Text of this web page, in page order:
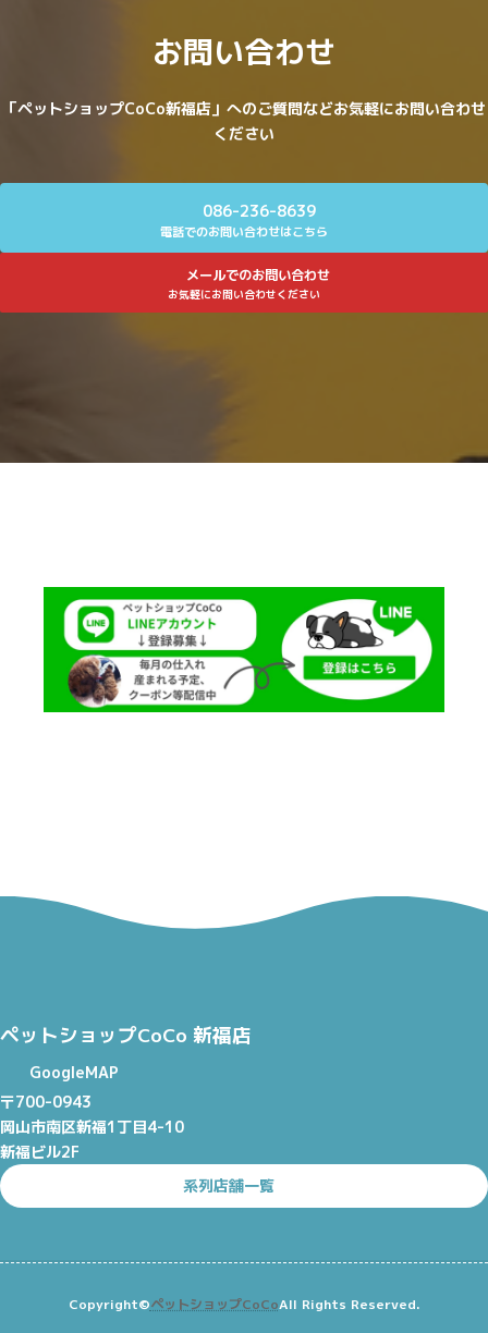
お問い合わせ
「ペットショップCoCo新福店」へのご質問などお気軽にお問い合わせ
ください
086-236-8639
電話でのお問い合わせはこちら
メールでのお問い合わせ
お気軽にお問い合わせください
ペットショップCoCo 新福店
GoogleMAP
〒700-0943
岡山市南区新福1丁目4-10
新福ビル2F
系列店舗一覧
Copyright©ペットショップCoCoAll Rights Reserved.